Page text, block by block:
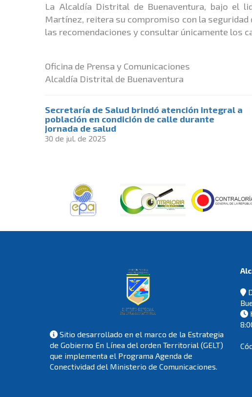
La Alcaldía Distrital de Buenaventura, bajo el
Martínez, reitera su compromiso con la
las recomendaciones y consultar únicamente los
Oficina de Prensa y Comunicaciones
Alcaldía Distrital de Buenaventura
Secretaría de Salud brindó atención integral a
población en condición de calle durante
jornada de salud
30 de jul. de 2025
Sitio desarrollado en el marco de la Estrategia
de Gobierno En Línea del orden Territorial (GELT)
que implementa el Programa Agenda de
Conectividad del Ministerio de Comunicaciones.